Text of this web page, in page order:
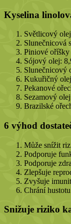
Kyselina
Světlicový
Slunečnicová
Piniové oříšky
Sójový olej:
Slunečnicový
Kukuřičný
Pekanové
Sezamový
Brazilské
6 výhod
Může snížit
Podporuje
Podporuje
Zlepšuje
Zvyšuje
Chrání
Snižuje riziko